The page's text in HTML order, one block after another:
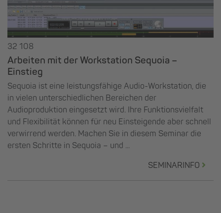
32 108
Arbeiten mit der Workstation Sequoia –
Einstieg
Sequoia ist eine leistungsfähige Audio-Workstation, die
in vielen unterschiedlichen Bereichen der
Audioproduktion eingesetzt wird. Ihre Funktionsvielfalt
und Flexibilität können für neu Einsteigende aber schnell
verwirrend werden. Machen Sie in diesem Seminar die
ersten Schritte in Sequoia – und ...
SEMINARINFO